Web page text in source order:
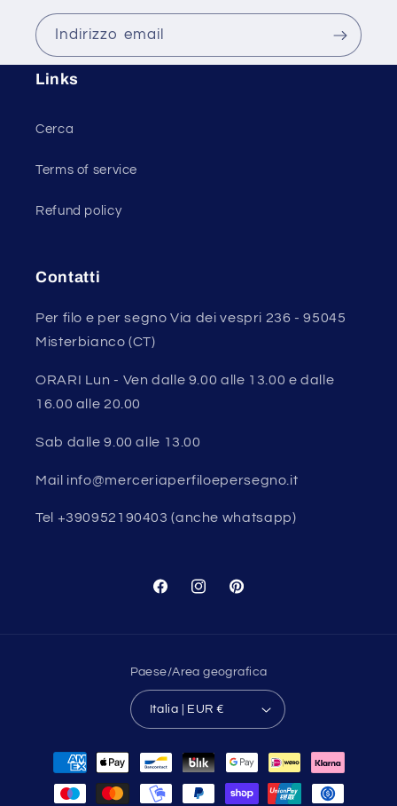
Indirizzo email
Links
Cerca
Terms of service
Refund policy
Contatti
Per filo e per segno Via dei vespri 236 - 95045
Misterbianco (CT)
ORARI Lun - Ven dalle 9.00 alle 13.00 e dalle
16.00 alle 20.00
Sab dalle 9.00 alle 13.00
Mail info@merceriaperfiloepersegno.it
Tel +390952190403 (anche whatsapp)
FacebookInstagramPinterest
Paese/Area geografica
Italia | EUR €
Metodi
pagamento